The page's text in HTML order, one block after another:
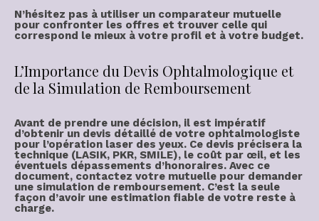
N’hésitez pas à utiliser un comparateur mutuelle
pour confronter les offres et trouver celle qui
correspond le mieux à votre profil et à votre budget.
L’Importance du Devis Ophtalmologique et
de la Simulation de Remboursement
Avant de prendre une décision, il est impératif
d’obtenir un devis détaillé de votre ophtalmologiste
pour l’opération laser des yeux. Ce devis précisera la
technique (LASIK, PKR, SMILE), le coût par œil, et les
éventuels dépassements d’honoraires. Avec ce
document, contactez votre mutuelle pour demander
une simulation de remboursement. C’est la seule
façon d’avoir une estimation fiable de votre reste à
charge.